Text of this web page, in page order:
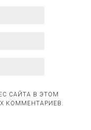
САЙТА В ЭТОМ
КОММЕНТАРИЕВ.